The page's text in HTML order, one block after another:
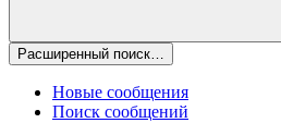
Расширенный поиск…
Новые сообщения
Поиск сообщений